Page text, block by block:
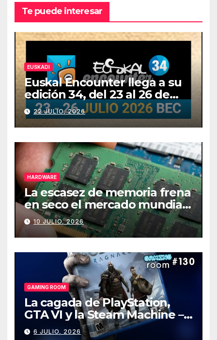
Te puede interesar
EUSKADI
Euskal Encounter llega a su
edición 34, del 23 al 26 de
julio
22 JULIO, 2026
HARDWARE
La escasez de memoria frena
en seco el mercado mundial
de PCs
10 JULIO, 2026
GAMING ROOM
La cagada de PlayStation,
GTA VI y la Steam Machine –
Gaming Room #130
6 JULIO, 2026